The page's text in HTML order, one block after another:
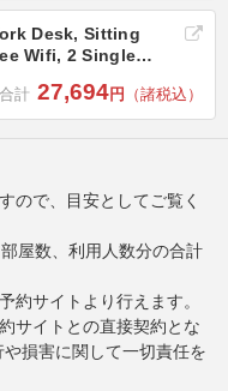
Desk, Sitting
Wifi, 2 Single
計 27,694円 （諸税込）
ので、目安としてご覧く
屋数、利用人数分の合計
約サイトより行えます。
サイトとの直接契約とな
損害に関して一切責任を